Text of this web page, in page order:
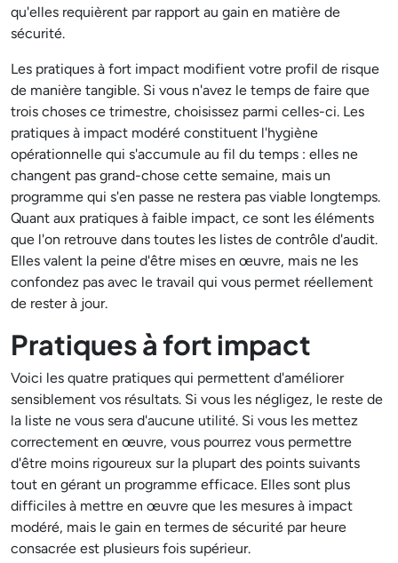
qu'elles requièrent par rapport au gain en matière de
sécurité.
Les pratiques à fort impact modifient votre profil de risque
de manière tangible. Si vous n'avez le temps de faire que
trois choses ce trimestre, choisissez parmi celles-ci. Les
pratiques à impact modéré constituent l'hygiène
opérationnelle qui s'accumule au fil du temps : elles ne
changent pas grand-chose cette semaine, mais un
programme qui s'en passe ne restera pas viable longtemps.
Quant aux pratiques à faible impact, ce sont les éléments
que l'on retrouve dans toutes les listes de contrôle d'audit.
Elles valent la peine d'être mises en œuvre, mais ne les
confondez pas avec le travail qui vous permet réellement
de rester à jour.
Pratiques à fort impact
Voici les quatre pratiques qui permettent d'améliorer
sensiblement vos résultats. Si vous les négligez, le reste de
la liste ne vous sera d'aucune utilité. Si vous les mettez
correctement en œuvre, vous pourrez vous permettre
d'être moins rigoureux sur la plupart des points suivants
tout en gérant un programme efficace. Elles sont plus
difficiles à mettre en œuvre que les mesures à impact
modéré, mais le gain en termes de sécurité par heure
consacrée est plusieurs fois supérieur.